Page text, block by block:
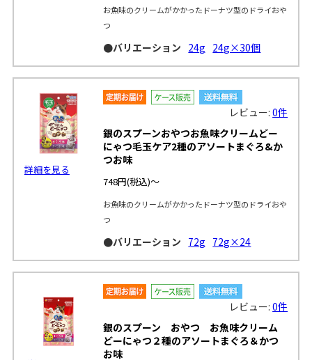
お魚味のクリームがかかったドーナツ型のドライおや
つ
●バリエーション 24g 24g×30個
詳細を見る
レビュー:0件
銀のスプーンおやつお魚味クリームどー
にゃつ毛玉ケア2種のアソートまぐろ&か
つお味
748円(税込)～
お魚味のクリームがかかったドーナツ型のドライおや
つ
●バリエーション 72g 72g×24
レビュー:0件
銀のスプーン おやつ お魚味クリーム
どーにゃつ２種のアソートまぐろ＆かつ
お味